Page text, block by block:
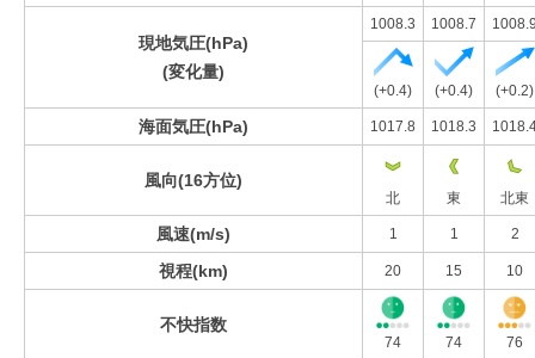
現地気圧(hPa)
(変化量)
1008.3 1008.7
(+0.4) (+0.4) (+0.2)
海面気圧(hPa) 1017.8 1018.3
風向(16方位)
北 東 北東
風速(m/s) 1 1 2
視程(km) 20 15 10
不快指数
74 74 76